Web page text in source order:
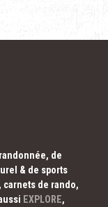
de
& de sports
carnets de rando,
EXPLORE,